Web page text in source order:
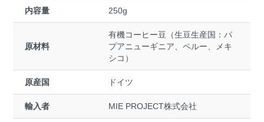
内容量 250g
原材料
有機コーヒー豆（生豆生産国：パ
プアニューギニア、ペルー、メキ
シコ）
原産国 ドイツ
輸入者 MIE PROJECT株式会社